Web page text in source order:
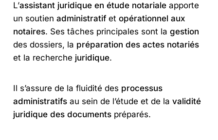
L’assistant juridique en étude notarialeapporte
un soutien administratifet opérationnel aux
notaires. Ses tâches principales sont la gestion
des dossiers, la préparation des actes notariés
et la recherche juridique.
Il s’assure de la fluidité des processus
administratifsau sein de l’étude et de la validité
juridique des documentspréparés.